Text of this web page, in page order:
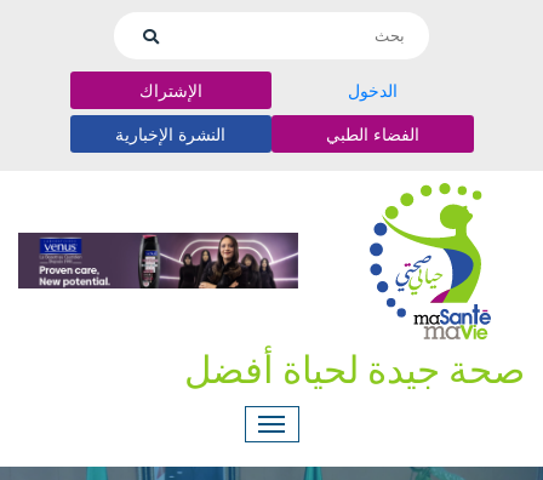
الدخول الإشتراك
الفضاء الطبي النشرة الإخبارية
صحة جيدة لحياة أفضل